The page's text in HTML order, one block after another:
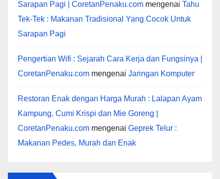
Sarapan Pagi | CoretanPenaku.com mengenai Tahu
Tek-Tek : Makanan Tradisional Yang Cocok Untuk
Sarapan Pagi
Pengertian Wifi : Sejarah Cara Kerja dan Fungsinya |
CoretanPenaku.com mengenai Jaringan Komputer
Restoran Enak dengan Harga Murah : Lalapan Ayam
Kampung, Cumi Krispi dan Mie Goreng |
CoretanPenaku.com mengenai Geprek Telur :
Makanan Pedes, Murah dan Enak